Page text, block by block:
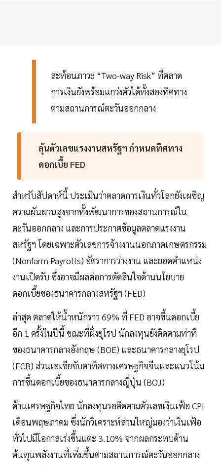
สะท้อนภาวะ “Two-way Risk” ที่ตลาด
การเงินยังพร้อมแกว่งตัวได้ทั้งสองทิศทาง
ตามสถานการณ์ตะวันออกกลาง
ลุ้นตัวเลขแรงงานสหรัฐฯ กำหนดทิศทาง
ดอกเบี้ย FED
สำหรับสัปดาห์นี้ ประเมินว่าตลาดการเงินทั่วโลกยังเผชิญ
ความผันผวนสูงจากทั้งพัฒนาการของสถานการณ์ใน
ตะวันออกกลาง และการประกาศข้อมูลตลาดแรงงาน
สหรัฐฯ โดยเฉพาะตัวเลขการจ้างงานนอกภาคเกษตรกรรม
(Nonfarm Payrolls) อัตราการว่างงาน และยอดตำแหน่ง
งานเปิดรับ ซึ่งอาจมีผลต่อการตัดสินใจด้านนโยบาย
ดอกเบี้ยของธนาคารกลางสหรัฐฯ (FED)
ล่าสุด ตลาดให้น้ำหนักราว 69% ที่ FED อาจขึ้นดอกเบี้ย
อีก 1 ครั้งในปีนี้ ขณะที่ฝั่งยุโรป นักลงทุนยังติดตามท่าที
ของธนาคารกลางอังกฤษ (BOE) และธนาคารกลางยุโรป
(ECB) ส่วนเอเชียจับตาทิศทางเศรษฐกิจจีนและแนวโน้ม
การขึ้นดอกเบี้ยของธนาคารกลางญี่ปุ่น (BOJ)
ด้านเศรษฐกิจไทย นักลงทุนรอติดตามตัวเลขเงินเฟ้อ CPI
เดือนพฤษภาคม ซึ่งนักวิเคราะห์ส่วนใหญ่มองว่าเงินเฟ้อ
ทั่วไปมีโอกาสเร่งขึ้นแตะ 3.10% จากผลกระทบด้าน
ต้นทุนพลังงานที่เพิ่มขึ้นตามสถานการณ์ตะวันออกกลาง